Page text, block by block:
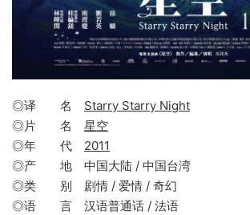
◎译 名 Starry Starry Night
◎片 名 星空
◎年 代 2011
◎产 地 中国大陆 / 中国台湾
◎类 别 剧情 / 爱情 / 奇幻
◎语 言 汉语普通话 / 法语